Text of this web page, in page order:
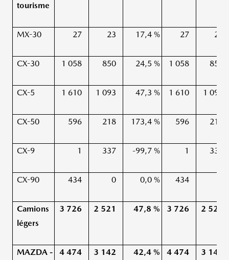
tourisme
MX-30 27 23 17,4 % 27 23
CX-30 1 058 850 24,5 % 1 058 850
CX-5 1 610 1 093 47,3 % 1 610 1 093
CX-50 596 218 173,4 % 596 218
CX-9 1 337 -99,7 % 1 337
CX-90 434 0 0,0 % 434
Camions
légers
3 726 2 521 47,8 % 3 726 2 521
MAZDA -
4 474 3 142 42,4 % 4 474 3 142